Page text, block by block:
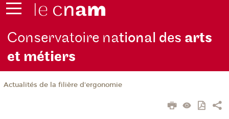
Conservatoire national des arts
et métiers
Actualités de la filière d'ergonomie